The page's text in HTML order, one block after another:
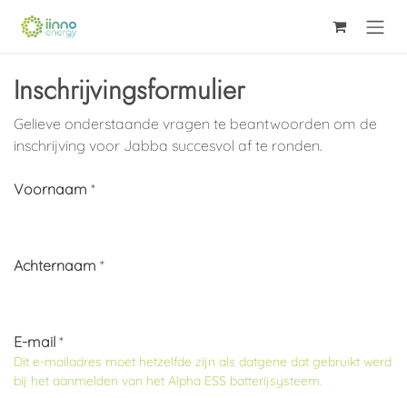
Inschrijvingsformulier
Gelieve onderstaande vragen te beantwoorden om de
inschrijving voor Jabba succesvol af te ronden.
Voornaam *
Achternaam *
E-mail *
Dit e-mailadres moet hetzelfde zijn als datgene dat gebruikt werd
bij het aanmelden van het Alpha ESS batterijsysteem.